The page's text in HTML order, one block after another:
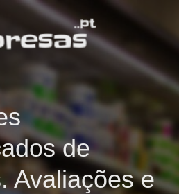
de
Avaliações e